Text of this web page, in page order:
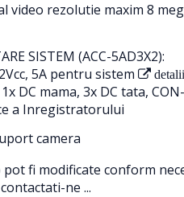
video rezolutie maxim 8
SISTEM (ACC-5AD3X2):
5A pentru sistem
detalii
DC mama, 3x DC tata,
a Inregistratorului
camera
fi modificate conform
contactati-ne ...